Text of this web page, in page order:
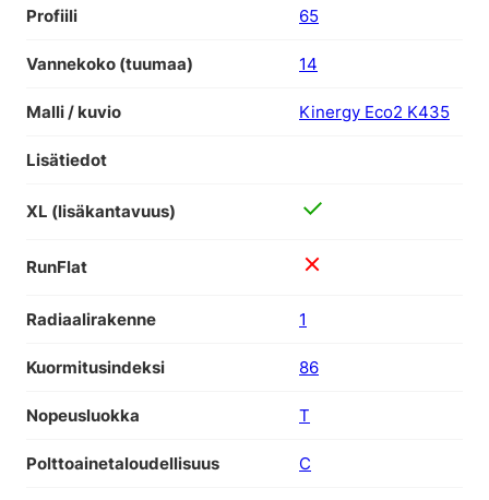
Profiili 65
Vannekoko (tuumaa) 14
Malli / kuvio Kinergy Eco2 K435
Lisätiedot
XL (lisäkantavuus)
RunFlat
Radiaalirakenne 1
Kuormitusindeksi 86
Nopeusluokka T
Polttoainetaloudellisuus C